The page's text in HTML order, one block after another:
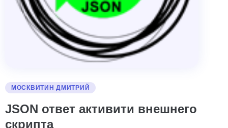
МОСКВИТИН ДМИТРИЙ
JSON ответ активити внешнего
скрипта